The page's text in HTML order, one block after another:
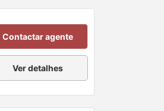
Contactar agente
Ver detalhes